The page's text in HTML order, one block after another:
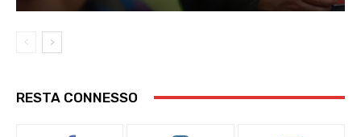
RESTA CONNESSO